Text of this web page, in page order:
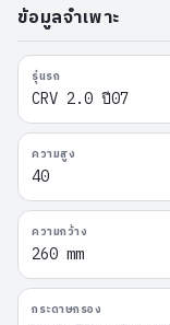
ข้อมูลจำเพาะ
รุ่นรถ
CRV 2.0 ปี07
ความสูง
40
ความกว้าง
260 mm
กระดาษกรอง